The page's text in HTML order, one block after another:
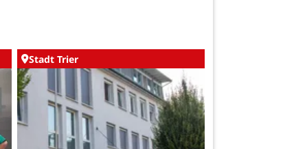
Stadt Trier